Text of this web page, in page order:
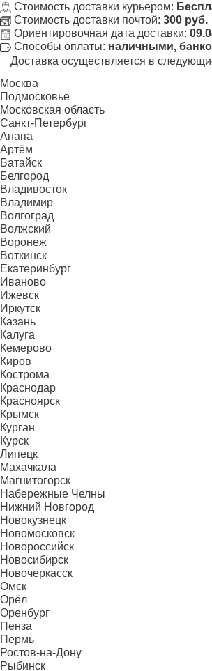
Стоимость доставки курьером:
Стоимость доставки почтой: 300 руб.
Ориентировочная дата доставки:
Способы оплаты: наличными,
Доставка осуществляется в
Москва
Подмосковье
Московская область
Санкт-Петербург
Анапа
Артём
Батайск
Белгород
Владивосток
Владимир
Волгоград
Волжский
Воронеж
Воткинск
Екатеринбург
Иваново
Ижевск
Иркутск
Казань
Калуга
Кемерово
Киров
Кострома
Краснодар
Красноярск
Крымск
Курган
Курск
Липецк
Махачкала
Магнитогорск
Набережные Челны
Нижний Новгород
Новокузнецк
Новомосковск
Новороссийск
Новосибирск
Новочеркасск
Омск
Орёл
Оренбург
Пенза
Пермь
Ростов-на-Дону
Рыбинск